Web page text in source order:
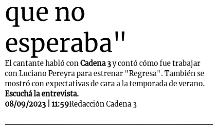
que no
esperaba"
El cantante habló conCadena 3y contó cómo fue trabajar
con Luciano Pereyra para estrenar "Regresa". También se
mostró con expectativas de cara a la temporada de verano.
Escuchá la entrevista.
08/09/2023 | 11:59Redacción Cadena 3